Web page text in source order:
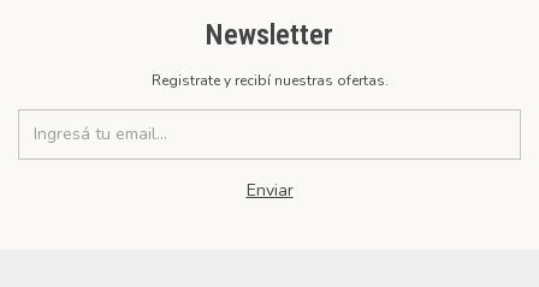
Newsletter
Registrate y recibí nuestras ofertas.